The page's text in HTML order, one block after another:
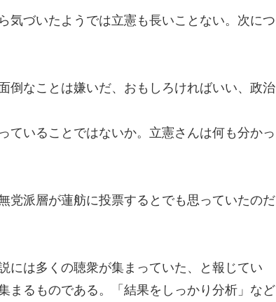
気づいたようでは立憲も長いことない。 次につ
倒なことは嫌いだ、 おもしろければいい、 政治
ていることではないか。 立憲さんは何も分かっ
派層が蓮舫に投票するとでも思っていたのだ
には多くの聴衆が集まっていた 、と報じてい
まるものである。
「結果をしっかり分析」など